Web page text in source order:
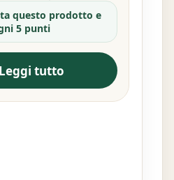
questo prodotto e
5 punti
Leggi tutto